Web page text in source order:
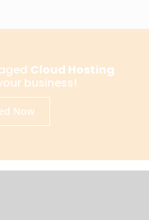
Cloud Hosting
business!
Now